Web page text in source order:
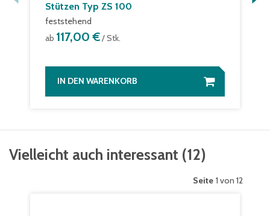
Stützen Typ ZS 100
feststehend
ab 117,00 €/ Stk.
IN DEN WARENKORB
Vielleicht auch interessant (12)
Seite 1 von 12